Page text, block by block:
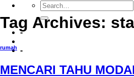
-
-
Tag Archives:
rumah
MENCARI TAHU